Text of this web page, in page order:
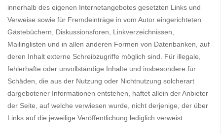
innerhalb des eigenen Internetangebotes gesetzten Links und
Verweise sowie für Fremdeinträge in vom Autor eingerichteten
Gästebüchern, Diskussionsforen, Linkverzeichnissen,
Mailinglisten und in allen anderen Formen von Datenbanken, auf
deren Inhalt externe Schreibzugriffe möglich sind. Für illegale,
fehlerhafte oder unvollständige Inhalte und insbesondere für
Schäden, die aus der Nutzung oder Nichtnutzung solcherart
dargebotener Informationen entstehen, haftet allein der Anbieter
der Seite, auf welche verwiesen wurde, nicht derjenige, der über
Links auf die jeweilige Veröffentlichung lediglich verweist.